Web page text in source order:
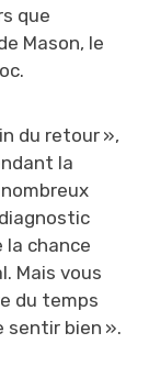
que
Mason, le
du retour »,
la
la chance
Mais vous
du temps
sentir bien ».